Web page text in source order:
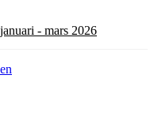
- mars 2026